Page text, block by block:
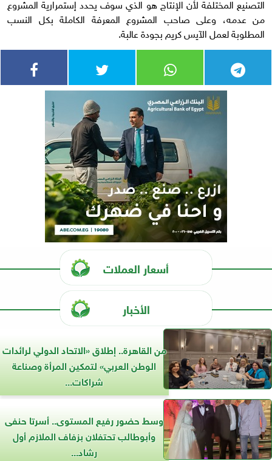
التصنيع المختلفة لأن الإنتاج هو الذي سوف يحدد إستمرارية المشروع
من عدمه، وعلى صاحب المشروع المعرفة الكاملة بكل النسب
المطلوبة لعمل الآيس كريم بجودة عالبة.
أسعار العملات
الأخبار
من القاهرة.. إطلاق «الاتحاد الدولي لرائدات
الوطن العربي» لتمكين المرأة وصناعة
شراكات...
وسط حضور رفيع المستوى.. أسرتا حنفى
وأبوطالب تحتفلان بزفاف الملازم أول
رشاد...